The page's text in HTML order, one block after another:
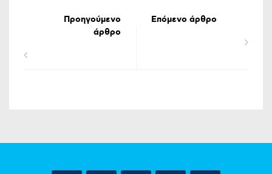
Προηγούμενο
άρθρο
Επόμενο άρθρο